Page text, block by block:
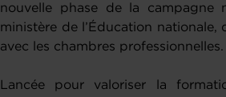
nouvelle phase de la campagne
ministère de l’Éducation nationale,
avec les chambres professionnelles.
Lancée pour valoriser la